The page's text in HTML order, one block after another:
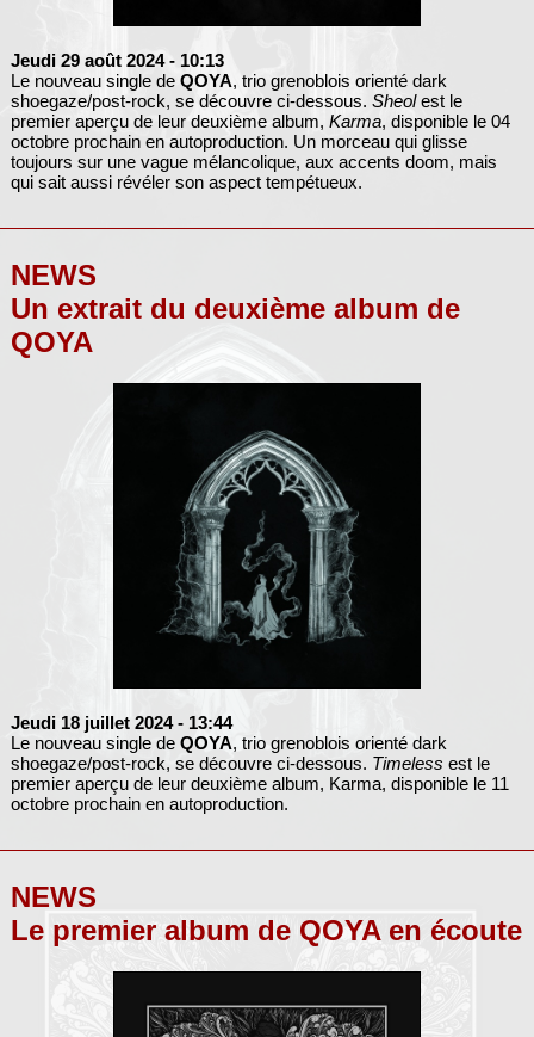
Jeudi 29 août 2024 - 10:13
Le nouveau single de QOYA, trio grenoblois orienté dark
shoegaze/post-rock, se découvre ci-dessous. Sheolest le
premier aperçu de leur deuxième album, Karma, disponible le 04
octobre prochain en autoproduction. Un morceau qui glisse
toujours sur une vague mélancolique, aux accents doom, mais
qui sait aussi révéler son aspect tempétueux.
NEWS
Un extrait du deuxième album de
QOYA
Jeudi 18 juillet 2024 - 13:44
Le nouveau single de QOYA, trio grenoblois orienté dark
shoegaze/post-rock, se découvre ci-dessous. Timeless est le
premier aperçu de leur deuxième album, Karma, disponible le 11
octobre prochain en autoproduction.
NEWS
Le premier album de QOYA en écoute